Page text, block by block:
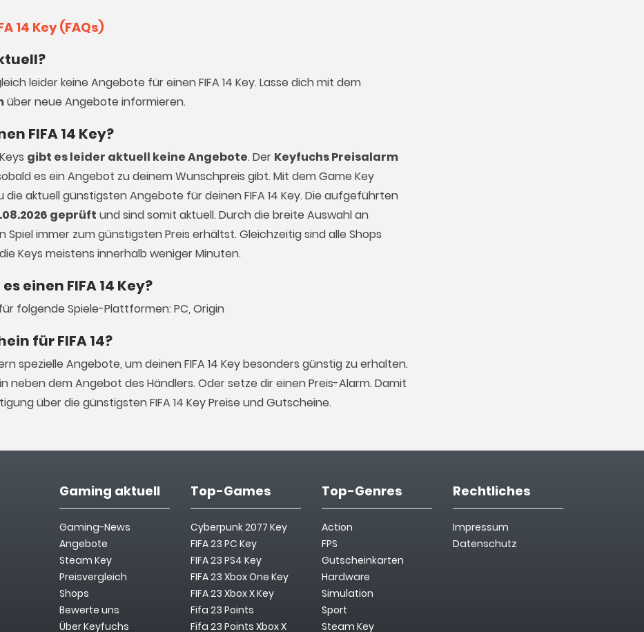
14 Key (FAQs)
leider keine Angebote für einen FIFA 14 Key. Lasse dich mit dem
über neue Angebote informieren.
FIFA 14 Key?
gibt es leider aktuell keine Angebote. Der Keyfuchs Preisalarm
es ein Angebot zu deinem Wunschpreis gibt. Mit dem Game Key
aktuell günstigsten Angebote für deinen FIFA 14 Key. Die aufgeführten
geprüft und sind somit aktuell. Durch die breite Auswahl an
immer zum günstigsten Preis erhältst. Gleichzeitig sind alle Shops
Keys meistens innerhalb weniger Minuten.
einen FIFA 14 Key?
folgende Spiele-Plattformen: PC, Origin
für FIFA 14?
spezielle Angebote, um deinen FIFA 14 Key besonders günstig zu erhalten.
neben dem Angebot des Händlers. Oder setze dir einen Preis-Alarm. Damit
über die günstigsten FIFA 14 Key Preise und Gutscheine.
Gaming aktuell
Gaming-News
Angebote
Steam Key
Preisvergleich
Shops
Bewerte uns
Über Keyfuchs
Top-Games
Cyberpunk 2077 Key
FIFA 23 PC Key
FIFA 23 PS4 Key
FIFA 23 Xbox One Key
FIFA 23 Xbox X Key
Fifa 23 Points
Fifa 23 Points Xbox X
Top-Genres
Action
FPS
Gutscheinkarten
Hardware
Simulation
Sport
Steam Key
Rechtliches
Impressum
Datenschutz